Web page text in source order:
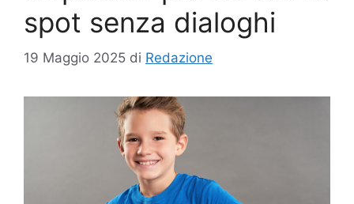
spot senza dialoghi
19 Maggio 2025 di Redazione